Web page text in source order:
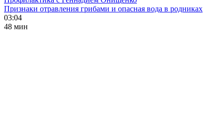
Признаки отравления грибами и опасная вода в родниках
03:04
48 мин